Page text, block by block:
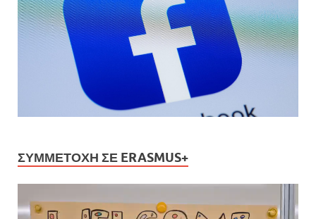
ΣΥΜΜΕΤΟΧΉ ΣΕ ERASMUS+
Αναπαραγωγής